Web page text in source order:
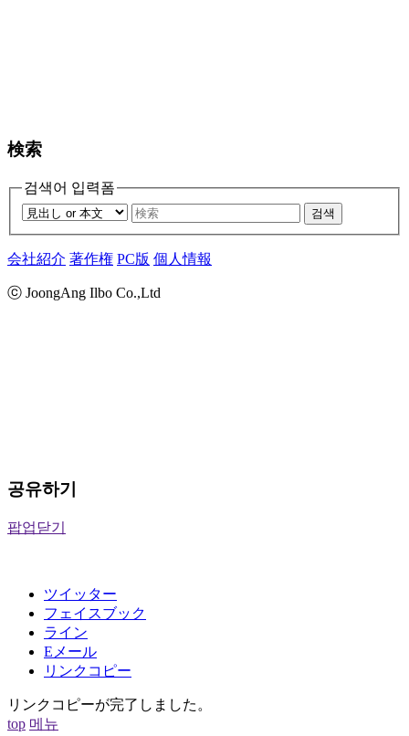
検索
검색어 입력폼
검색
会社紹介 著作権 PC版 個人情報
ⓒ JoongAng Ilbo Co.,Ltd
공유하기
팝업닫기
ツイッター
フェイスブック
ライン
Eメール
リンクコピー
リンクコピーが完了しました。
top 메뉴